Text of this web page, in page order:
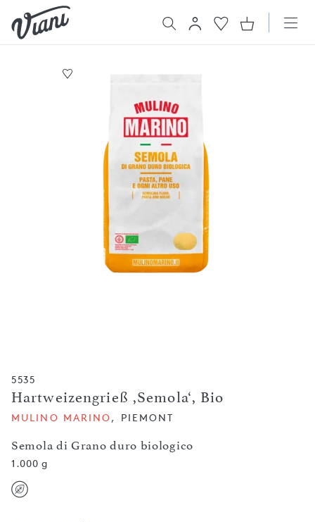
5535
Hartweizengrieß ,Semola‘, Bio
Semola di Grano duro biologico
MULINO MARINO, PIEMONT
1.000 g